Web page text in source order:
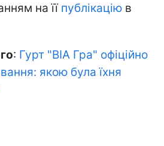
на її публікацію в
: Гурт "ВІА Гра" офіційно
якою була їхня